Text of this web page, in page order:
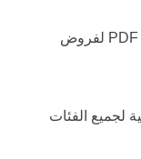
تحميل عناصر الإجابة وشبكات التنقيط PDF لفروض
لجميع الفئات